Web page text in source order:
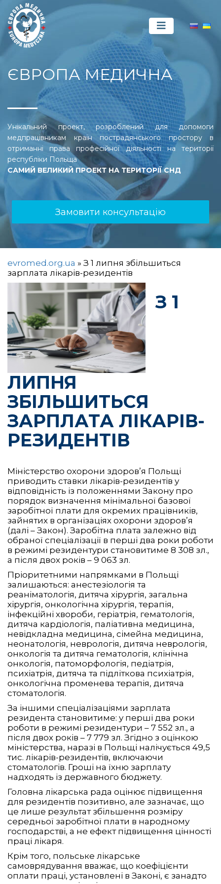
ЄВРОПА МЕДИЧНА
Унікальний проект, розроблений для допомоги
медпрацівникам країн пострадянського простору в
отриманні права професійної діяльності на території
республіки Польща
САМИЙ ВЕЛИКИЙ ПРОЕКТ НА ТЕРИТОРІЇ СНД
Замовити консультацію
evromed.org.ua » З 1 липня збільшиться
зарплата лікарів-резидентів
З 1
ЛИПНЯ
ЗБІЛЬШИТЬСЯ
ЗАРПЛАТА ЛІКАРІВ-
РЕЗИДЕНТІВ
Міністерство охорони здоров’я Польщі
приводить ставки лікарів-резидентів у
відповідність із положеннями Закону про
порядок визначення мінімальної базової
заробітної плати для окремих працівників,
зайнятих в організаціях охорони здоров’я
(далі – Закон). Заробітна плата залежно від
обраної спеціалізації в перші два роки роботи
в режимі резидентури становитиме 8 308 зл.,
а після двох років – 9 063 зл.
Пріоритетними напрямками в Польщі
залишаються: анестезіологія та
реаніматологія, дитяча хірургія, загальна
хірургія, онкологічна хірургія, терапія,
інфекційні хвороби, геріатрія, гематологія,
дитяча кардіологія, паліативна медицина,
невідкладна медицина, сімейна медицина,
неонатологія, неврологія, дитяча неврологія,
онкологія та дитяча гематологія, клінічна
онкологія, патоморфологія, педіатрія,
психіатрія, дитяча та підліткова психіатрія,
онкологічна променева терапія, дитяча
стоматологія.
За іншими спеціалізаціями зарплата
резидента становитиме: у перші два роки
роботи в режимі резидентури – 7 552 зл., а
після двох років – 7 779 зл. Згідно з оцінкою
міністерства, наразі в Польщі налічується 49,5
тис. лікарів-резидентів, включаючи
стоматологів. Гроші на їхню зарплату
надходять із державного бюджету.
Головна лікарська рада оцінює підвищення
для резидентів позитивно, але зазначає, що
це лише результат збільшення розміру
середньої заробітної плати в народному
господарстві, а не ефект підвищення цінності
праці лікаря.
Крім того, польське лікарське
самоврядування вважає, що коефіцієнти
оплати праці, установлені в Законі, є занадто